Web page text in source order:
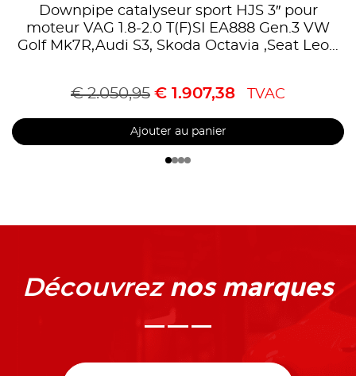
Downpipe catalyseur sport HJS 3″ pour
moteur VAG 1.8-2.0 T(F)SI EA888 Gen.3 VW
Golf Mk7R,Audi S3, Skoda Octavia ,Seat Leon
€2.050,95 € 1.907,38 TVAC
Ajouter au panier
Découvrez nos marques